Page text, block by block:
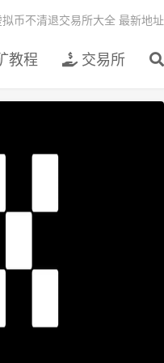
教程 交易所
拟币不清退交易所大全 最新地址